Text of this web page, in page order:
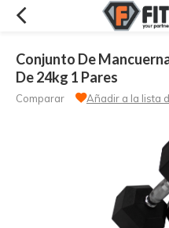
Conjunto De
De 24kg 1 Pares
Comparar Añadir a la lista